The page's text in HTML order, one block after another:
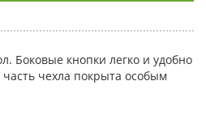
Боковые кнопки легко и удобно
чехла покрыта особым